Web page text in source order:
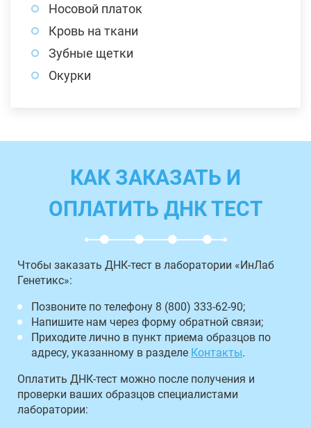
Носовой платок
Кровь на ткани
Зубные щетки
Окурки
КАК ЗАКАЗАТЬ И
ОПЛАТИТЬ ДНК ТЕСТ
Чтобы заказать ДНК-тест в лаборатории «ИнЛаб
Генетикс»:
Позвоните по телефону 8 (800) 333-62-90;
Напишите нам через форму обратной связи;
Приходите лично в пункт приема образцов по
адресу, указанному в разделе Контакты.
Оплатить ДНК-тест можно после получения и
проверки ваших образцов специалистами
лаборатории: